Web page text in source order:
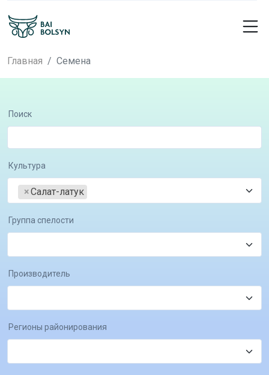
Главная Семена
Поиск
Культура
×Салат-латук
Группа спелости
Производитель
Регионы районирования